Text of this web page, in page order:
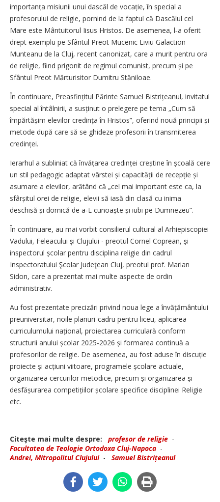
importanța misiunii unui dascăl de vocație, în special a
profesorului de religie, pornind de la faptul că Dascălul cel
Mare este Mântuitorul Iisus Hristos. De asemenea, l‑a oferit
drept exemplu pe Sfântul Preot Mucenic Liviu Galaction
Munteanu de la Cluj, recent canonizat, care a murit pentru ora
de religie, fiind prigonit de regimul comunist, precum și pe
Sfântul Preot Mărturisitor Dumitru Stăniloae.
În continuare, Preasfințitul Părinte Samuel Bistrițeanul, invitatul
special al întâlnirii, a susținut o prelegere pe tema „Cum să
împărtășim elevilor credința în Hristos”, oferind nouă principii și
metode după care să se ghideze profesorii în transmiterea
credinței.
Ierarhul a subliniat că învățarea credinței creștine în școală cere
un stil pedagogic adaptat vârstei și capacității de recepție și
asumare a elevilor, arătând că „cel mai important este ca, la
sfârșitul orei de religie, elevii să iasă din clasă cu inima
deschisă și dornică de a‑L cunoaște și iubi pe Dumnezeu”.
În continuare, au mai vorbit consilierul cultural al Arhiepiscopiei
Vadului, Feleacului şi Clujului - preotul Cornel Coprean, și
inspectorul școlar pentru disciplina religie din cadrul
Inspectoratului Şcolar Judeţean Cluj, preotul prof. Marian
Sidon, care a prezentat mai multe aspecte de ordin
administrativ.
Au fost prezentate precizări privind noua lege a învățământului
preuniversitar, noile planuri-cadru pentru liceu, aplicarea
curriculumului național, proiectarea curriculară conform
structurii anului școlar 2025‑2026 și formarea continuă a
profesorilor de religie. De asemenea, au fost aduse în discuție
proiecte și acțiuni viitoare, programele școlare actuale,
organizarea cercurilor metodice, precum și organizarea și
desfășurarea competițiilor școlare specifice disciplinei Religie
etc.
Citeşte mai multe despre: profesor de religie -
Facultatea de Teologie Ortodoxa Cluj-Napoca -
Andrei, Mitropolitul Clujului- Samuel Bistrițeanul